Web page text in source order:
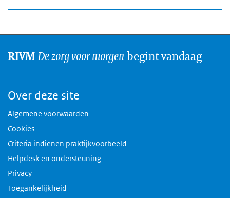
RIVMDe zorg voor morgen begint vandaag
Over deze site
Algemene voorwaarden
Cookies
Criteria indienen praktijkvoorbeeld
Helpdesk en ondersteuning
Privacy
Toegankelijkheid